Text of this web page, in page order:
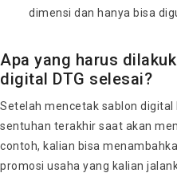
dimensi dan hanya bisa
Apa yang harus
digital DTG selesai?
Setelah mencetak sablon digital
sentuhan terakhir saat akan
contoh, kalian bisa
promosi usaha yang kalian